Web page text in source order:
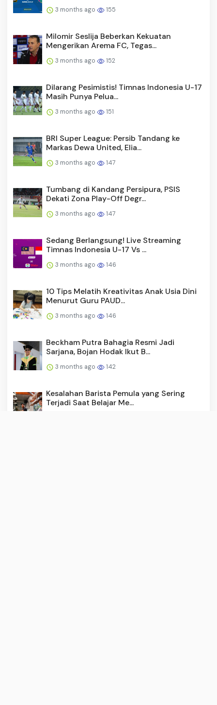
3 months ago 155
Milomir Seslija Beberkan Kekuatan
Mengerikan Arema FC, Tegas...
3 months ago 152
Dilarang Pesimistis! Timnas Indonesia U-17
Masih Punya Pelua...
3 months ago 151
BRI Super League: Persib Tandang ke
Markas Dewa United, Elia...
3 months ago 147
Tumbang di Kandang Persipura, PSIS
Dekati Zona Play-Off Degr...
3 months ago 147
Sedang Berlangsung! Live Streaming
Timnas Indonesia U-17 Vs ...
3 months ago 146
10 Tips Melatih Kreativitas Anak Usia Dini
Menurut Guru PAUD...
3 months ago 146
Beckham Putra Bahagia Resmi Jadi
Sarjana, Bojan Hodak Ikut B...
3 months ago 142
Kesalahan Barista Pemula yang Sering
Terjadi Saat Belajar Me...